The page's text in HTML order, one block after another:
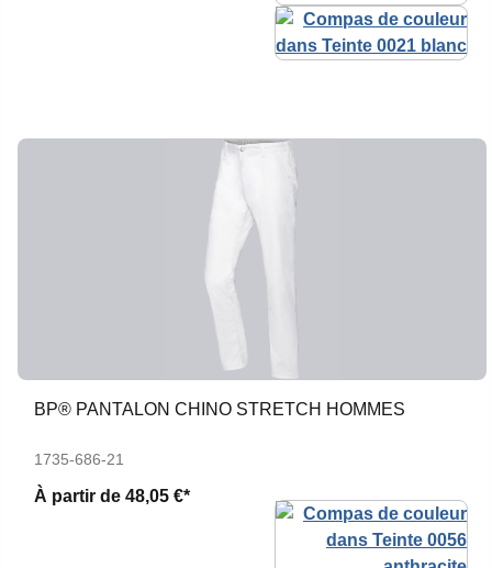
BP® PANTALON CHINO STRETCH HOMMES
1735-686-21
À partir de 48,05 €*